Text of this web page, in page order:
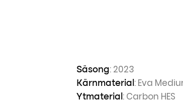
Säsong: 2023
Kärnmaterial : Eva
Ytmaterial : Carbon HES